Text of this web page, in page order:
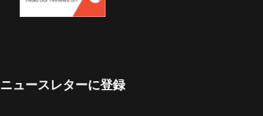
ニュースレターに登録